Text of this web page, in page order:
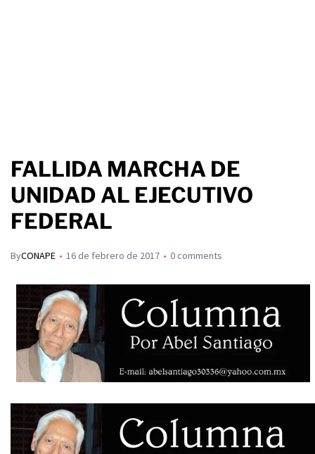
FALLIDA MARCHA DE
UNIDAD AL EJECUTIVO
FEDERAL
ByCONAPE 16 de febrero de 2017 0 comments